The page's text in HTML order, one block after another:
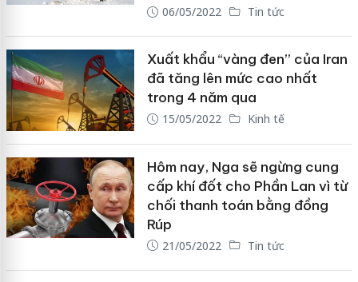
06/05/2022 Tin tức
Xuất khẩu “vàng đen” của Iran
đã tăng lên mức cao nhất
trong 4 năm qua
15/05/2022 Kinh tế
Hôm nay, Nga sẽ ngừng cung
cấp khí đốt cho Phần Lan vì từ
chối thanh toán bằng đồng
Rúp
21/05/2022 Tin tức